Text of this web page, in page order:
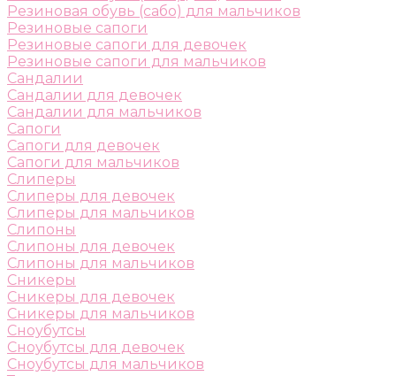
Резиновая обувь (сабо) для мальчиков
Резиновые сапоги
Резиновые сапоги для девочек
Резиновые сапоги для мальчиков
Сандалии
Сандалии для девочек
Сандалии для мальчиков
Сапоги
Сапоги для девочек
Сапоги для мальчиков
Слиперы
Слиперы для девочек
Слиперы для мальчиков
Слипоны
Слипоны для девочек
Слипоны для мальчиков
Сникеры
Сникеры для девочек
Сникеры для мальчиков
Сноубутсы
Сноубутсы для девочек
Сноубутсы для мальчиков